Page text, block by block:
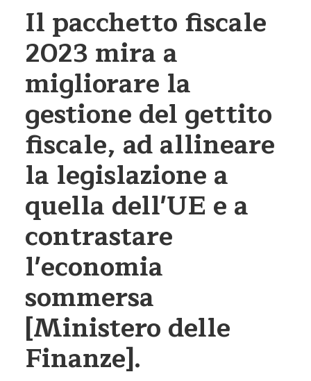
Il pacchetto fiscale
2023 mira a
migliorare la
gestione del gettito
fiscale, ad allineare
la legislazione a
quella dell'UE e a
contrastare
l'economia
sommersa
[Ministero delle
Finanze].